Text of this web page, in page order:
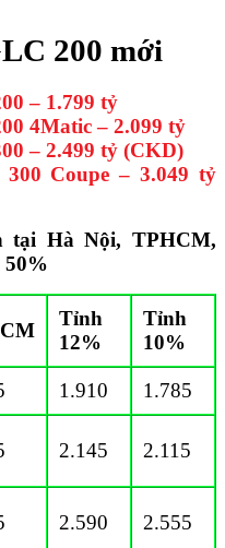
200 mới
– 1.799 tỷ
4Matic – 2.099 tỷ
– 2.499 tỷ (CKD)
300 Coupe – 3.049 tỷ
tại Hà Nội, TPHCM,
50%
Tỉnh
12%
Tỉnh
10%
1.910 1.785
2.145 2.115
2.590 2.555